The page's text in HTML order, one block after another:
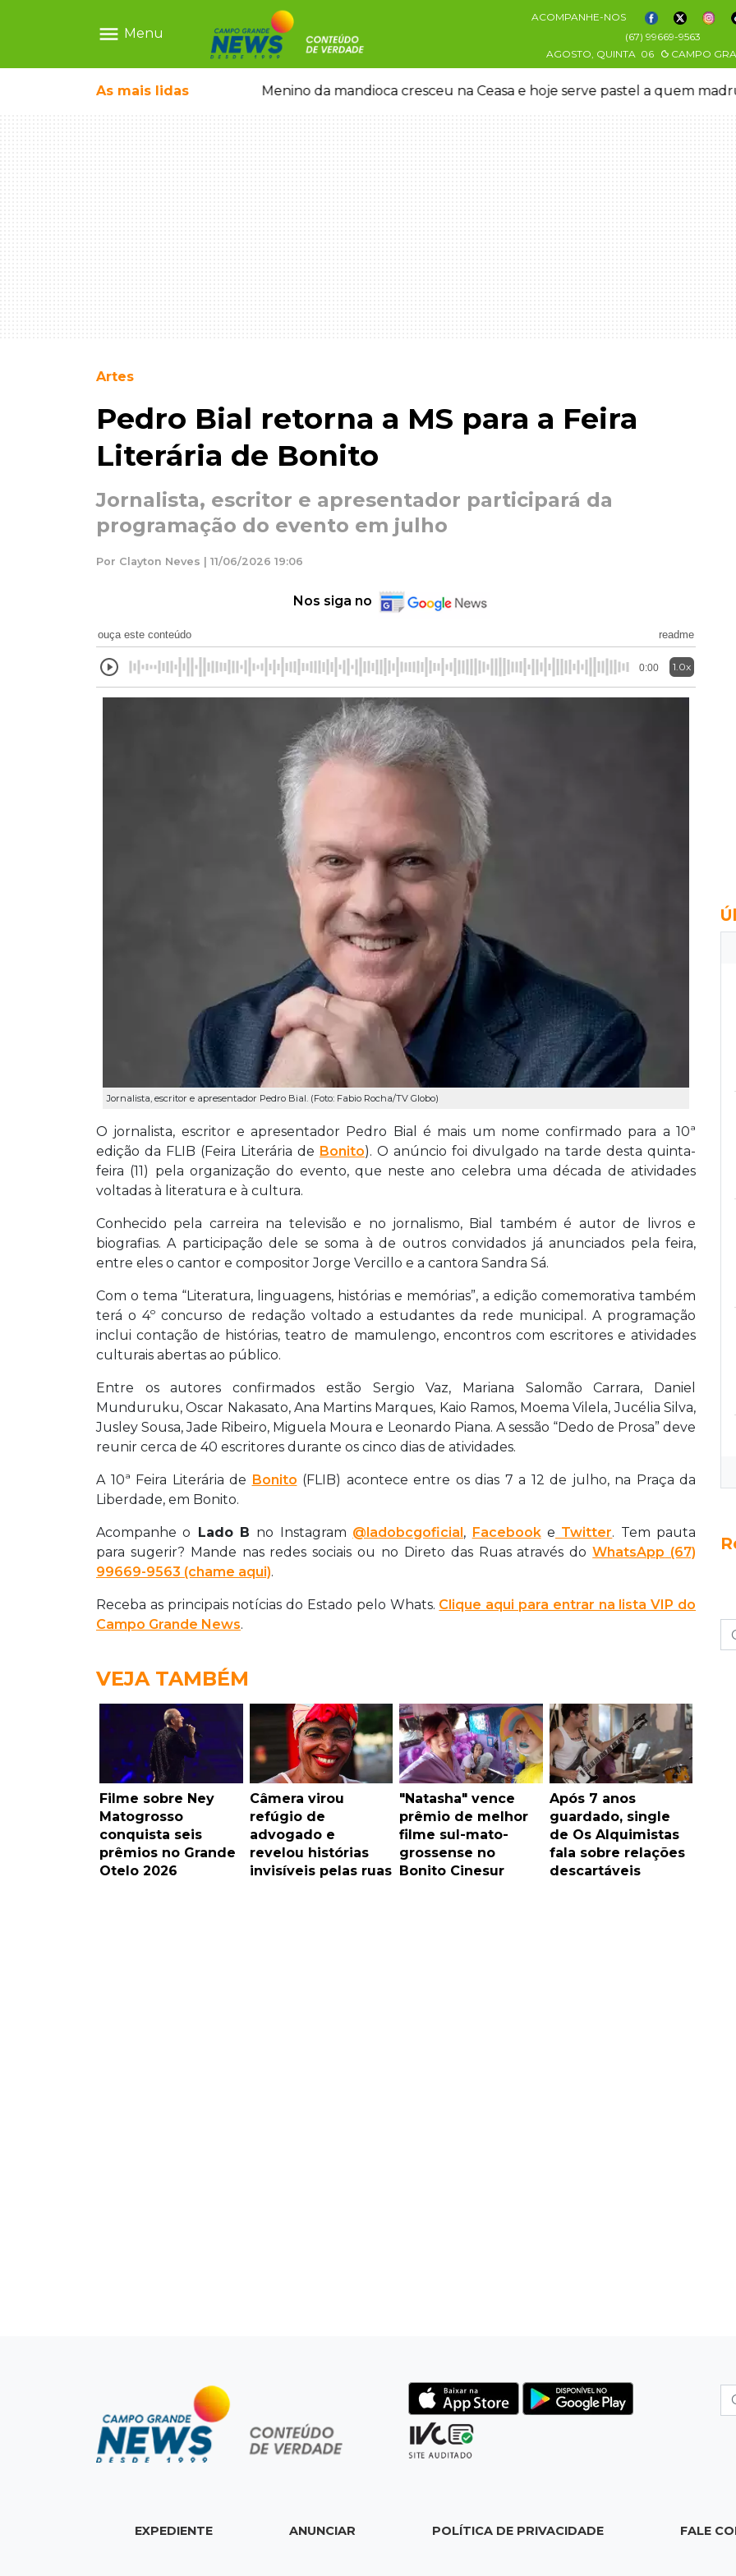
menu Menu
ACOMPANHE-NOS
(67) 99669-9563
AGOSTO, QUINTA 06 CAMPO
As mais lidas
mercado ilegal de emagrecedores Menino da mandioca cresceu na Ceasa e hoje serve pastel a quem
Artes
Pedro Bial retorna a MS para a Feira
Literária de Bonito
Jornalista, escritor e apresentador participará da
programação do evento em julho
Por Clayton Neves | 11/06/2026 19:06
Nos siga no
ouça este conteúdo readme
0:00 1.0x
Jornalista, escritor e apresentador Pedro Bial. (Foto: Fabio Rocha/TV Globo)
O jornalista, escritor e apresentador Pedro Bial é mais um nome confirmado para a 10ª
edição da FLIB (Feira Literária de Bonito). O anúncio foi divulgado na tarde desta quinta-
feira (11) pela organização do evento, que neste ano celebra uma década de atividades
voltadas à literatura e à cultura.
Conhecido pela carreira na televisão e no jornalismo, Bial também é autor de livros e
biografias. A participação dele se soma à de outros convidados já anunciados pela feira,
entre eles o cantor e compositor Jorge Vercillo e a cantora Sandra Sá.
Com o tema “Literatura, linguagens, histórias e memórias”, a edição comemorativa também
terá o 4º concurso de redação voltado a estudantes da rede municipal. A programação
inclui contação de histórias, teatro de mamulengo, encontros com escritores e atividades
culturais abertas ao público.
Entre os autores confirmados estão Sergio Vaz, Mariana Salomão Carrara, Daniel
Munduruku, Oscar Nakasato, Ana Martins Marques, Kaio Ramos, Moema Vilela, Jucélia Silva,
Jusley Sousa, Jade Ribeiro, Miguela Moura e Leonardo Piana. A sessão “Dedo de Prosa” deve
reunir cerca de 40 escritores durante os cinco dias de atividades.
A 10ª Feira Literária de Bonito (FLIB) acontece entre os dias 7 a 12 de julho, na Praça da
Liberdade, em Bonito.
Acompanhe o Lado B no Instagram @ladobcgoficial , Facebooke Twitter. Tem pauta
para sugerir? Mande nas redes sociais ou no Direto das Ruas através doWhatsApp (67)
99669-9563 (chame aqui).
Receba as principais notícias do Estado pelo Whats. Clique aqui para entrar na lista VIP do
Campo Grande News.
VEJA TAMBÉM
Filme sobre Ney
Matogrosso
conquista seis
prêmios no Grande
Otelo 2026
Câmera virou
refúgio de
advogado e
revelou histórias
invisíveis pelas ruas
"Natasha" vence
prêmio de melhor
filme sul-mato-
grossense no
Bonito Cinesur
Após 7 anos
guardado, single
de Os Alquimistas
fala sobre relações
descartáveis
EXPEDIENTE ANUNCIAR POLÍTICA DE PRIVACIDADE FALE